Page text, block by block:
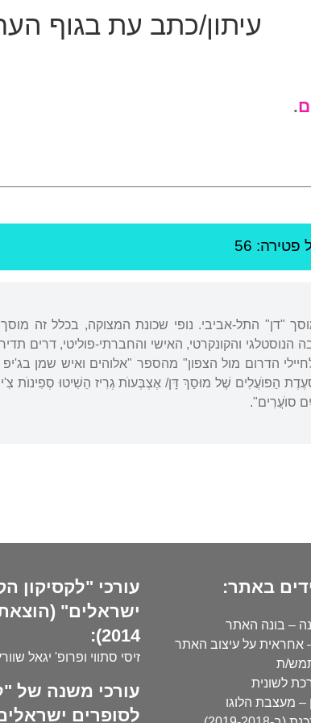
עיתון/כתב עת בגוף
.
פטירה: 56
"דן" התל-אביבי. נופי שכונת המצוקה, בכלל זה מוסך
הנוסטלגי והקונקרטי, האישי והחברתי-פוליטי, דרים
"הפנתרים השחורים": "מאי 1971, בְּמִסְעֶדֶת הַפּוׂעֲלִים שֶׁל מוּסַךְ דָּן/ אֶצְבְּעוׂת גְרִיז
סוׂעֲרִים".
באתר:
– בונה האתר
אחראית על עיצוב האתר
ת
לשונית
– מעצבת הלוגו
עורכי "לקסיקון
ישראלים"
2014):
זיסי סתווי ופרופ' יגאל
עורכי משנה של
לסופרים